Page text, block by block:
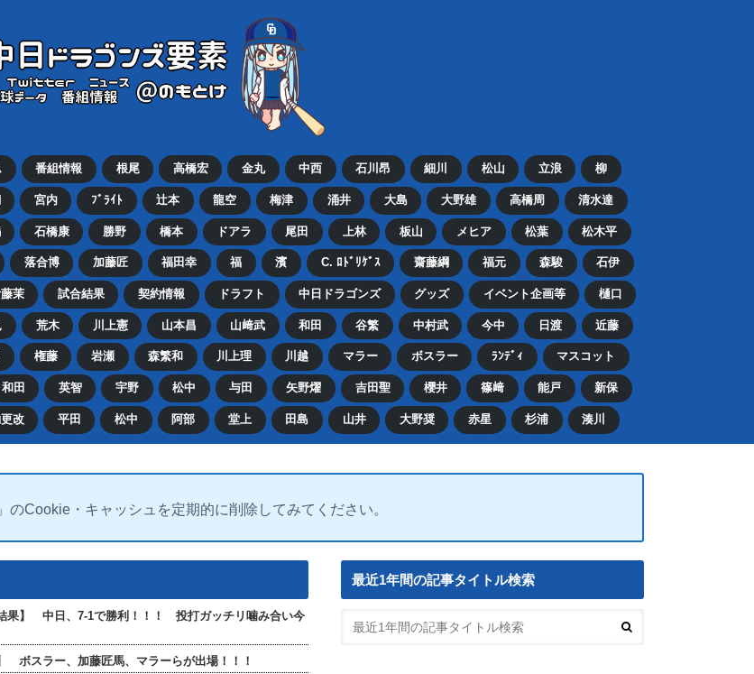
番組情報 根尾 高橋宏 金丸 中西 石川昂 細川 松山 立浪 柳
宮内 ﾌﾞﾗｲﾄ 辻本 龍空 梅津 涌井 大島 大野雄 高橋周 清水達
石橋康 勝野 橋本 ドアラ 尾田 上林 板山 メヒア 松葉 松木平
落合博 加藤匠 福田幸 福 濱 C. ﾛﾄﾞﾘｹﾞｽ 齋藤綱 福元 森駿 石伊
茉 試合結果 契約情報 ドラフト 中日ドラゴンズ グッズ イベント企画等 樋口
荒木 川上憲 山本昌 山﨑武 和田 谷繁 中村武 今中 日渡 近藤
権藤 岩瀬 森繁和 川上理 川越 マラー ボスラー ﾗﾝﾃﾞｨ マスコット
和田 英智 宇野 松中 与田 矢野燿 吉田聖 櫻井 篠﨑 能戸 新保
改 平田 松中 阿部 堂上 田島 山井 大野奨 赤星 杉浦 湊川
Cookie・キャッシュを定期的に削除してみてください。
果】 中日、7-1で勝利！！！ 投打ガッチリ噛み合い今
ボスラー、加藤匠馬、マラーらが出場！！！
最近1年間の記事タイトル検索